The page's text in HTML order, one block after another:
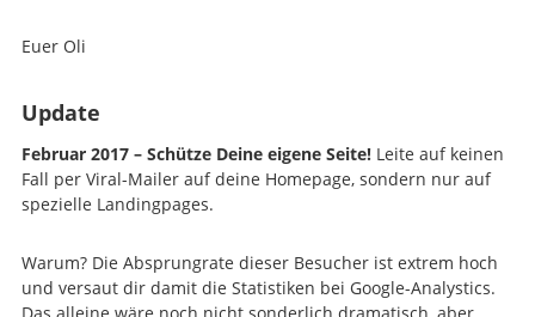
Euer Oli
Update
Februar 2017 – Schütze Deine eigene Seite!Leite auf keinen
Fall per Viral-Mailer auf deine Homepage, sondern nur auf
spezielle Landingpages.
Warum? Die Absprungrate dieser Besucher ist extrem hoch
und versaut dir damit die Statistiken bei Google-Analystics.